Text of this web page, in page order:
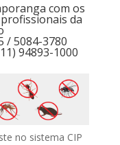
com os
da
/ 5084-3780
94893-1000
no sistema CIP